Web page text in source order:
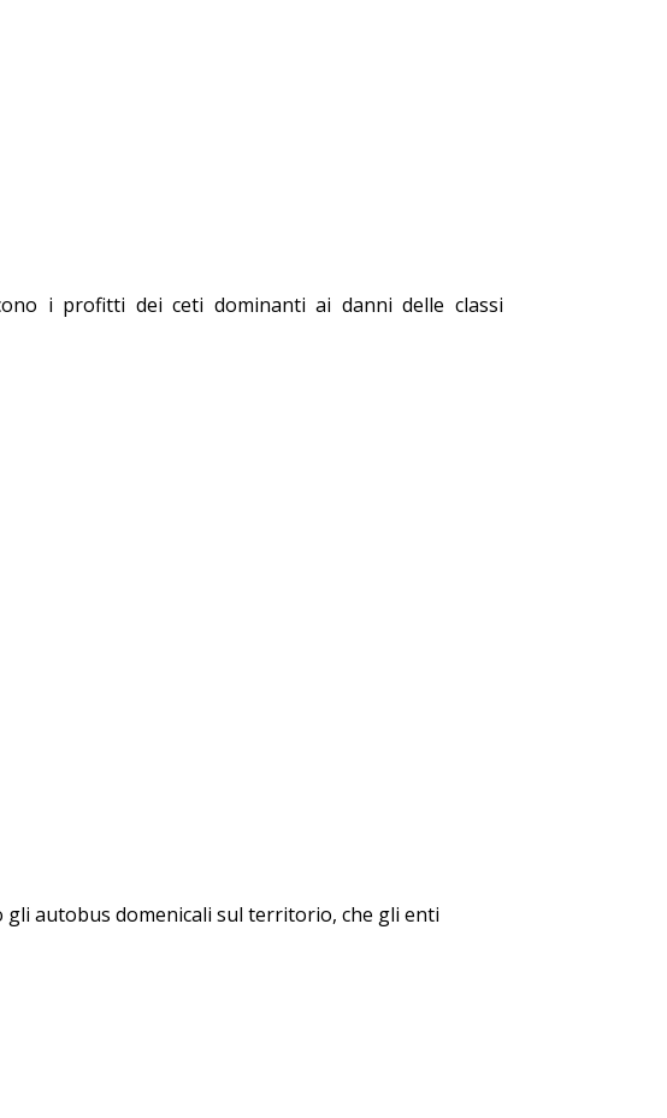
i profitti dei ceti dominanti ai danni delle classi
autobus domenicali sul territorio, che gli enti